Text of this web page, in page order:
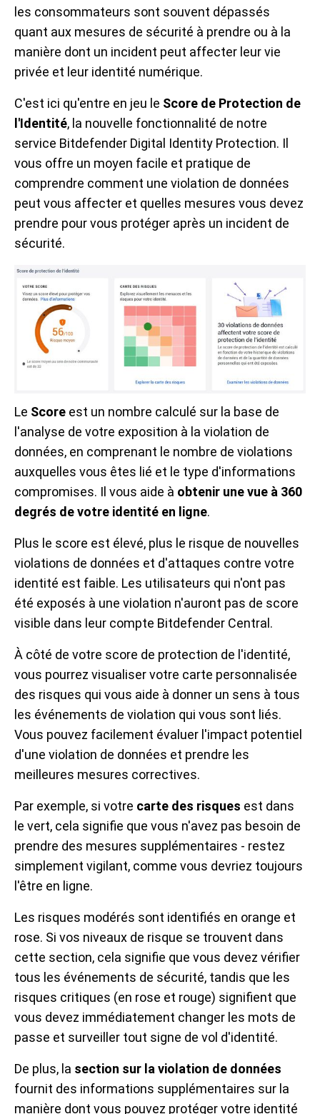
les consommateurs sont souvent dépassés
quant aux mesures de sécurité à prendre ou à la
manière dont un incident peut affecter leur vie
privée et leur identité numérique.
C'est ici qu'entre en jeu le Score de Protection de
l'Identité, la nouvelle fonctionnalité de notre
service Bitdefender Digital Identity Protection. Il
vous offre un moyen facile et pratique de
comprendre comment une violation de données
peut vous affecter et quelles mesures vous devez
prendre pour vous protéger après un incident de
sécurité.
Le Score est un nombre calculé sur la base de
l'analyse de votre exposition à la violation de
données, en comprenant le nombre de violations
auxquelles vous êtes lié et le type d'informations
compromises. Il vous aide à obtenir une vue à 360
degrés de votre identité en ligne.
Plus le score est élevé, plus le risque de nouvelles
violations de données et d'attaques contre votre
identité est faible. Les utilisateurs qui n'ont pas
été exposés à une violation n'auront pas de score
visible dans leur compte Bitdefender Central.
À côté de votre score de protection de l'identité,
vous pourrez visualiser votre carte personnalisée
des risques qui vous aide à donner un sens à tous
les événements de violation qui vous sont liés.
Vous pouvez facilement évaluer l'impact potentiel
d'une violation de données et prendre les
meilleures mesures correctives.
Par exemple, si votre carte des risques est dans
le vert, cela signifie que vous n'avez pas besoin de
prendre des mesures supplémentaires - restez
simplement vigilant, comme vous devriez toujours
l'être en ligne.
Les risques modérés sont identifiés en orange et
rose. Si vos niveaux de risque se trouvent dans
cette section, cela signifie que vous devez vérifier
tous les événements de sécurité, tandis que les
risques critiques (en rose et rouge) signifient que
vous devez immédiatement changer les mots de
passe et surveiller tout signe de vol d'identité.
De plus, la section sur la violation de données
fournit des informations supplémentaires sur la
manière dont vous pouvez protéger votre identité